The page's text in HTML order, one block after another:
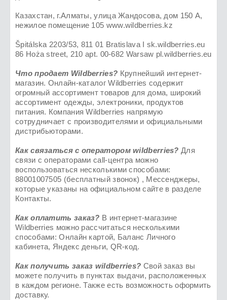
Казахстан, г.Алматы, улица Жандосова, дом 150 А,
нежилое помещение 105 www.wildberries.kz
Špitálska 2203/53, 811 01 Bratislava I sk.wildberries.eu
86 Hoża street, 210 apt. 00-682 Warsaw pl.wildberries.eu
Что продает Wildberries? Крупнейший интернет-
магазин. Онлайн-каталог Wildberries содержит
огромный ассортимент товаров для дома, широкий
ассортимент одежды, электроники, продуктов
питания. Компания Wildberries напрямую
сотрудничает с производителями и официальными
дистрибьюторами.
Как связаться с оператором wildberries? Для
связи с операторами call-центра можно
воспользоваться несколькими способами:
88001007505 (бесплатный звонок) , Мессенджеры,
которые указаны на официальном сайте в разделе
Контакты.
Как оплатить заказ? В интернет-магазине
Wildberries можно рассчитаться несколькими
способами: Онлайн картой, Баланс Личного
кабинета, Яндекс деньги, QR-код.
Как получить заказ wildberries? Свой заказ вы
можете получить в пунктах выдачи, расположенных
в каждом регионе. Также есть возможность оформить
доставку.